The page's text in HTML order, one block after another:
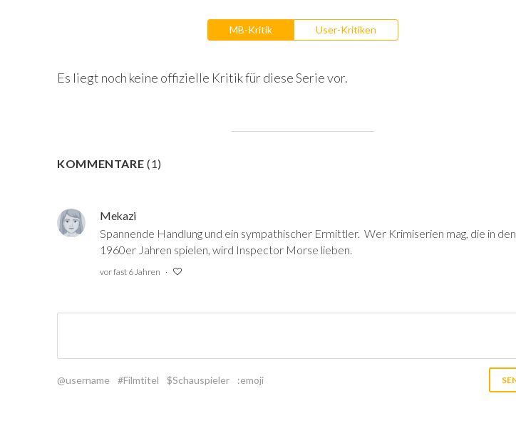
MB-Kritik User-Kritiken
Es liegt noch keine offizielle Kritik für diese Serie vor.
KOMMENTARE(1)
Mekazi
Spannende Handlung und ein sympathischer Ermittler. Wer Krimiserien mag, die in den
1960er Jahren spielen, wird Inspector Morse lieben.
vor fast 6 Jahren
@username #Filmtitel $Schauspieler :emoji